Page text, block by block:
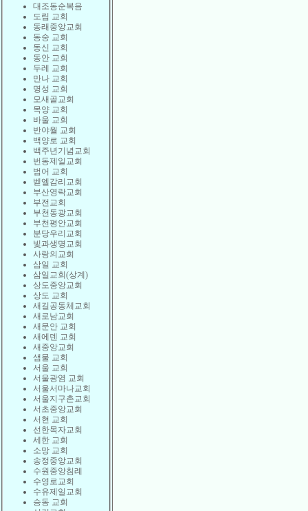
대조동순복음
도림 교회
동래중앙교회
동숭 교회
동신 교회
동안 교회
두레 교회
만나 교회
명성 교회
모새골교회
목양 교회
바울 교회
반야월 교회
백양로 교회
백주년기념교회
번동제일교회
범어 교회
벧엘감리교회
부산영락교회
부전교회
부천동광교회
부천평안교회
분당우리교회
빛과생명교회
사랑의교회
삼일 교회
삼일교회(상계)
상도중앙교회
상도 교회
새길공동체교회
새로남교회
새문안 교회
새에덴 교회
새중앙교회
샘물 교회
서울 교회
서울광염 교회
서울서마나교회
서울지구촌교회
서초중앙교회
서현 교회
선한목자교회
세한 교회
소망 교회
송정중앙교회
수원중앙침례
수영로교회
수유제일교회
승동 교회